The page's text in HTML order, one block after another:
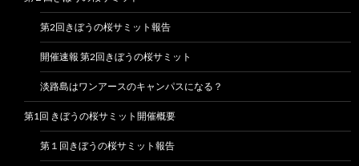
第2回きぼうの桜サミット報告
開催速報 第2回きぼうの桜サミット
淡路島はワンアースのキャンパスになる？
第1回 きぼうの桜サミット開催概要
第１回きぼうの桜サミット報告